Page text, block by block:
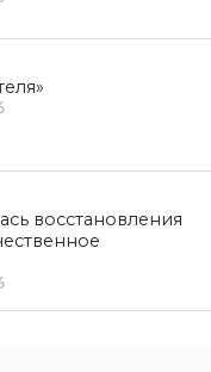
восстановления